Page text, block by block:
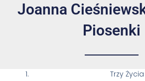
Joanna
Piosenki
Trzy Życia